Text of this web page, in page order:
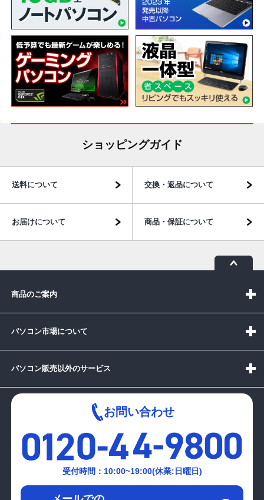
ショッピングガイド
送料について 交換・返品について
お届けについて 商品・保証について
商品のご案内
パソコン市場について
パソコン販売以外のサービス
お問い合わせ
受付時間：10:00~19:00(休業:日曜日)